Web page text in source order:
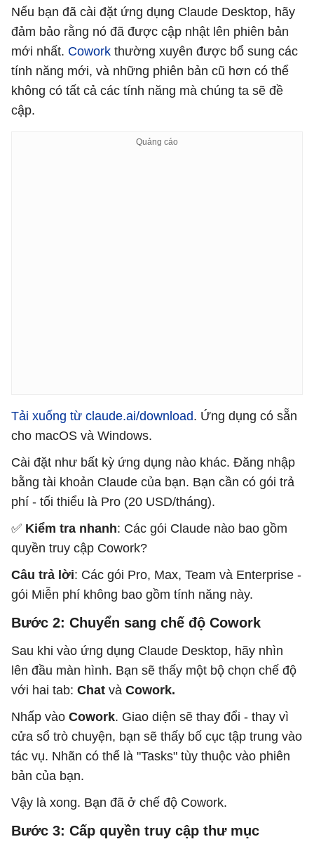
Nếu bạn đã cài đặt ứng dụng Claude Desktop, hãy
đảm bảo rằng nó đã được cập nhật lên phiên bản
mới nhất. Cowork thường xuyên được bổ sung các
tính năng mới, và những phiên bản cũ hơn có thể
không có tất cả các tính năng mà chúng ta sẽ đề
cập.
Tải xuống từ claude.ai/download. Ứng dụng có sẵn
cho macOS và Windows.
Cài đặt như bất kỳ ứng dụng nào khác. Đăng nhập
bằng tài khoản Claude của bạn. Bạn cần có gói trả
phí - tối thiểu là Pro (20 USD/tháng).
✅ Kiểm tra nhanh: Các gói Claude nào bao gồm
quyền truy cập Cowork?
Câu trả lời: Các gói Pro, Max, Team và Enterprise -
gói Miễn phí không bao gồm tính năng này.
Bước 2: Chuyển sang chế độ Cowork
Sau khi vào ứng dụng Claude Desktop, hãy nhìn
lên đầu màn hình. Bạn sẽ thấy một bộ chọn chế độ
với hai tab: Chat và Cowork.
Nhấp vào Cowork. Giao diện sẽ thay đổi - thay vì
cửa sổ trò chuyện, bạn sẽ thấy bố cục tập trung vào
tác vụ. Nhãn có thể là "Tasks" tùy thuộc vào phiên
bản của bạn.
Vậy là xong. Bạn đã ở chế độ Cowork.
Bước 3: Cấp quyền truy cập thư mục